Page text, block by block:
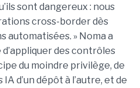
sont dangereux : nous
cross-border dès
automatisées. » Noma a
des contrôles
du moindre privilège, de
d’un dépôt à l’autre, et de